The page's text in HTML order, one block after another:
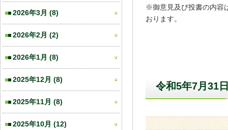
※御意見及び投書の内容
おります。
令和5年7月31
2026年3月 (8)
2026年2月 (2)
2026年1月 (8)
2025年12月 (8)
2025年11月 (8)
2025年10月 (12)